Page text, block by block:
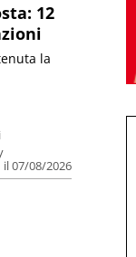
12
il 07/08/2026
la